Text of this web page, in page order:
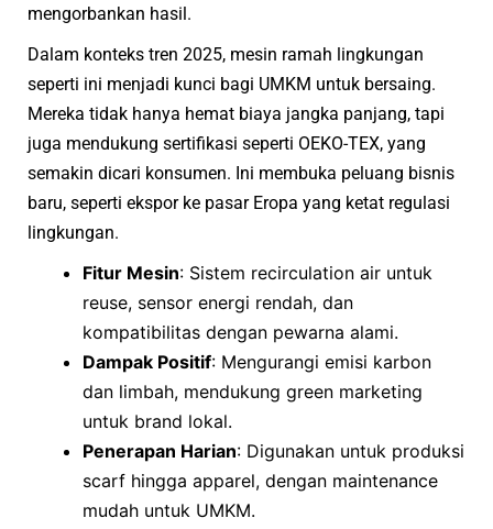
mengorbankan hasil.
Dalam konteks tren 2025, mesin ramah lingkungan
seperti ini menjadi kunci bagi UMKM untuk bersaing.
Mereka tidak hanya hemat biaya jangka panjang, tapi
juga mendukung sertifikasi seperti OEKO-TEX, yang
semakin dicari konsumen. Ini membuka peluang bisnis
baru, seperti ekspor ke pasar Eropa yang ketat regulasi
lingkungan.
Fitur Mesin: Sistem recirculation air untuk
reuse, sensor energi rendah, dan
kompatibilitas dengan pewarna alami.
Dampak Positif: Mengurangi emisi karbon
dan limbah, mendukung green marketing
untuk brand lokal.
Penerapan Harian: Digunakan untuk produksi
scarf hingga apparel, dengan maintenance
mudah untuk UMKM.